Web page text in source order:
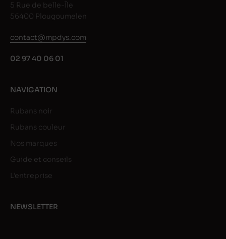
5 Rue de belle-Île
56400 Plougoumelen
contact@mpdys.com
02 97 40 06 01
NAVIGATION
Rubans noir
Rubans couleur
Nos marques
Guide et conseils
L’entreprise
NEWSLETTER